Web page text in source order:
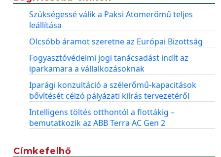
Szükségessé válik a Paksi Atomerőmű teljes
leállítása
Olcsóbb áramot szeretne az Európai Bizottság
Fogyasztóvédelmi jogi tanácsadást indít az
iparkamara a vállalkozásoknak
Iparági konzultáció a szélerőmű-kapacitások
bővítését célzó pályázati kiírás tervezetéről
Intelligens töltés otthontól a flottákig –
bemutatkozik az ABB Terra AC Gen 2
Címkefelhő